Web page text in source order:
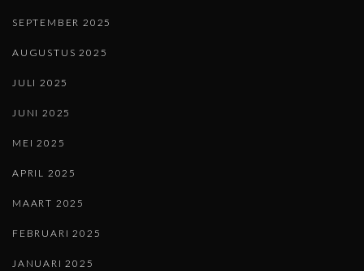
SEPTEMBER 2025
AUGUSTUS 2025
JULI 2025
JUNI 2025
MEI 2025
APRIL 2025
MAART 2025
FEBRUARI 2025
JANUARI 2025